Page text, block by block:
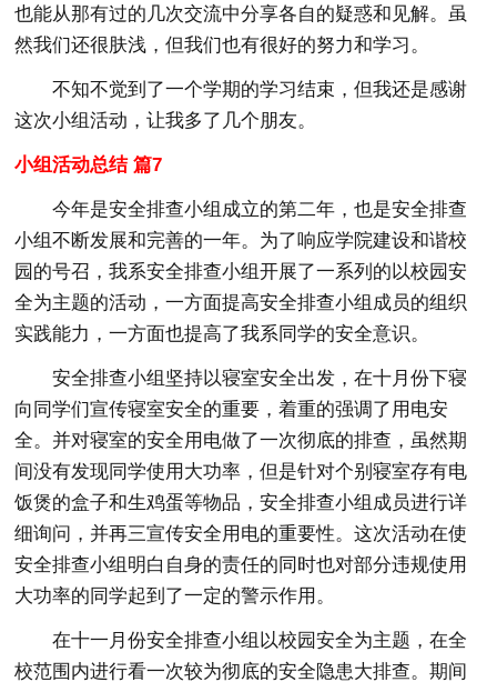
也能从那有过的几次交流中分享各自的疑惑和见解。虽
然我们还很肤浅，但我们也有很好的努力和学习。
不知不觉到了一个学期的学习结束，但我还是感谢
这次小组活动，让我多了几个朋友。
小组活动总结 篇7
今年是安全排查小组成立的第二年，也是安全排查
小组不断发展和完善的一年。为了响应学院建设和谐校
园的号召，我系安全排查小组开展了一系列的以校园安
全为主题的活动，一方面提高安全排查小组成员的组织
实践能力，一方面也提高了我系同学的安全意识。
安全排查小组坚持以寝室安全出发，在十月份下寝
向同学们宣传寝室安全的重要，着重的强调了用电安
全。并对寝室的安全用电做了一次彻底的排查，虽然期
间没有发现同学使用大功率，但是针对个别寝室存有电
饭煲的盒子和生鸡蛋等物品，安全排查小组成员进行详
细询问，并再三宣传安全用电的重要性。这次活动在使
安全排查小组明白自身的责任的同时也对部分违规使用
大功率的同学起到了一定的警示作用。
在十一月份安全排查小组以校园安全为主题，在全
校范围内进行看一次较为彻底的安全隐患大排查。期间